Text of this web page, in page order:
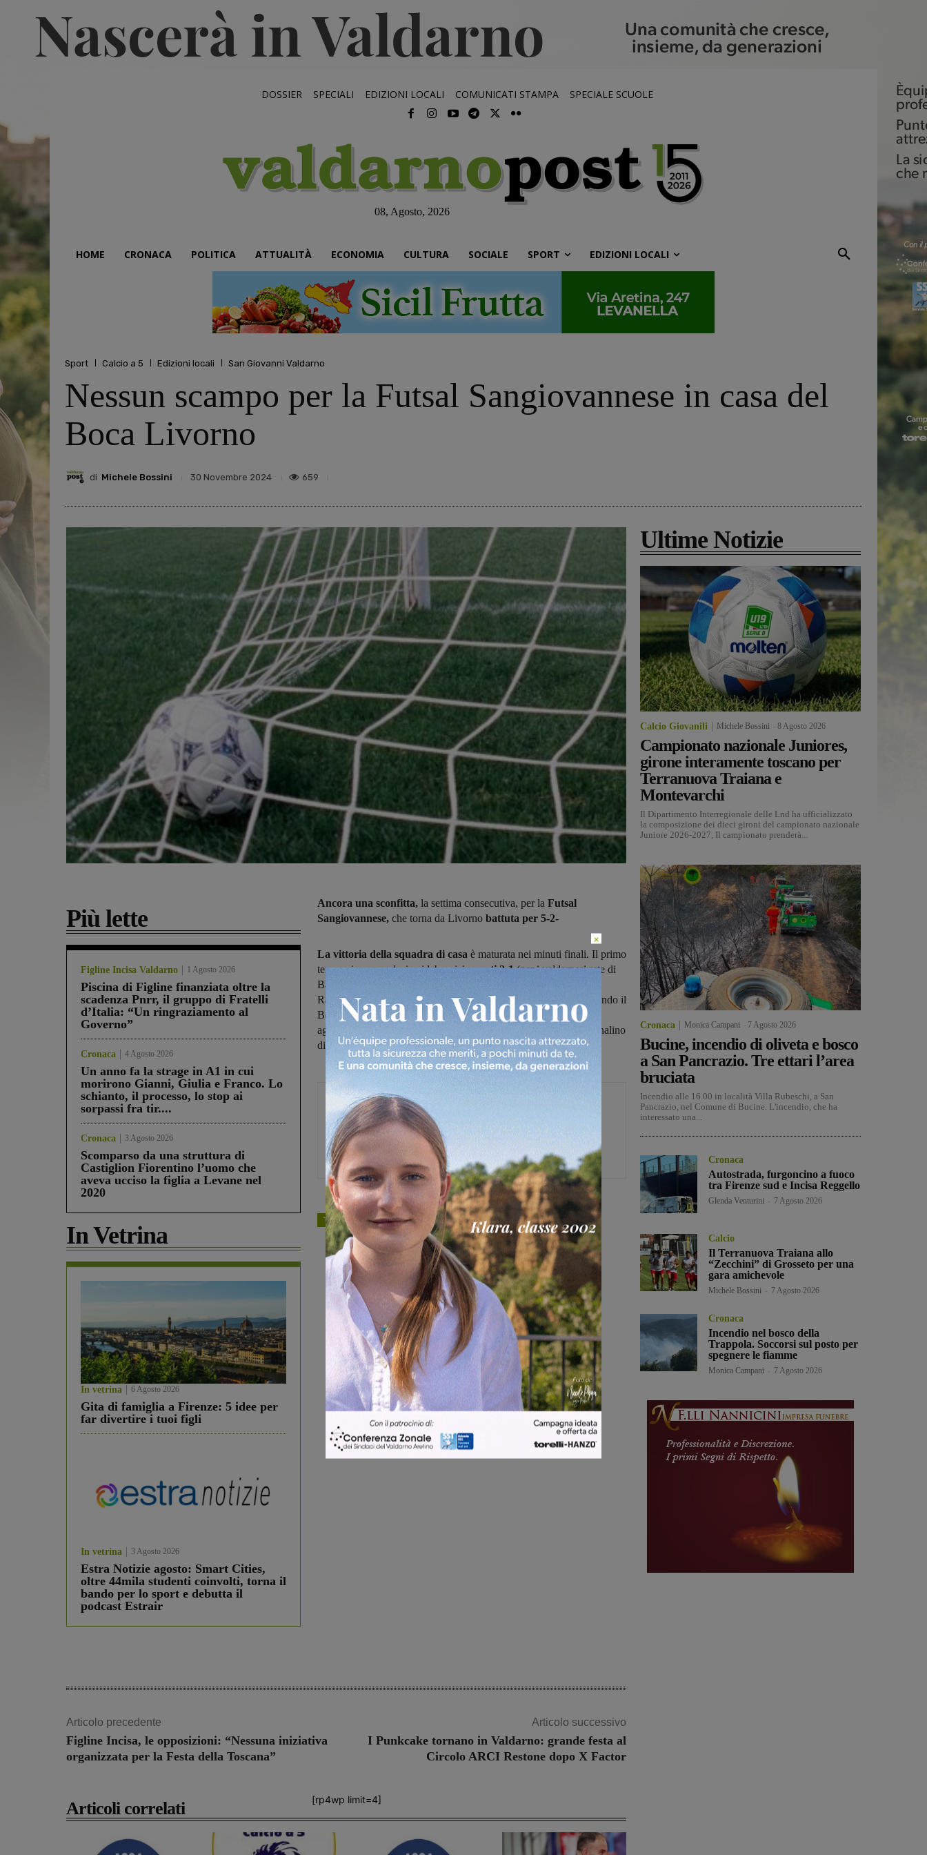
DOSSIER SPECIALI EDIZIONI LOCALI COMUNICATI STAMPA SPECIALE SCUOLE
08, Agosto, 2026
HOME CRONACA POLITICA ATTUALITÀ ECONOMIA CULTURA SOCIALE SPORT EDIZIONI LOCALI
Sport Calcio a 5 Edizioni locali San Giovanni Valdarno
Nessun scampo per la Futsal Sangiovannese in casa del
Boca Livorno
di Michele Bossini 30 Novembre 2024 659
Più lette
Figline Incisa Valdarno 1 Agosto 2026
Piscina di Figline finanziata oltre la
scadenza Pnrr, il gruppo di Fratelli
d’Italia: “Un ringraziamento al
Governo”
Cronaca 4 Agosto 2026
Un anno fa la strage in A1 in cui
morirono Gianni, Giulia e Franco. Lo
schianto, il processo, lo stop ai
sorpassi fra tir....
Cronaca 3 Agosto 2026
Scomparso da una struttura di
Castiglion Fiorentino l’uomo che
aveva ucciso la figlia a Levane nel
2020
In Vetrina
In vetrina 6 Agosto 2026
Gita di famiglia a Firenze: 5 idee per
far divertire i tuoi figli
In vetrina 3 Agosto 2026
Estra Notizie agosto: Smart Cities,
oltre 44mila studenti coinvolti, torna il
bando per lo sport e debutta il
podcast Estrair
Ancora una sconfitta, la settima consecutiva, per la Futsal
Sangiovannese, che torna da Livorno battuta per 5-2-
La vittoria della squadra di casa è maturata nei minuti finali. Il primo
tempo si era conclusi coi labroniciavanti 2-1(per i valdarnesi rete di
Bartoletta), quindi nel corso della ripresa
Ramos. Il risultato è rimasto sul 2-2 fino a 5′ minuti alla fine, quando il
Boca Livorno hadato la spallata finale
che gli ha permesso di
aggiudicarsi la partita e confermarsi al secondo posto. Sempre fanalino
di coda solitaria la squadra azzurra.
Michele Bossini
TAGS calcio a 5
Share
Articolo precedente
Figline Incisa, le opposizioni: “Nessuna iniziativa
organizzata per la Festa della Toscana”
Articolo successivo
I Punkcake tornano in Valdarno: grande festa al
Circolo ARCI Restone dopo X Factor
[rp4wp limit=4]
Articoli correlati
Ultime Notizie
Calcio Giovanili Michele Bossini 8 Agosto 2026
Campionato nazionale Juniores,
girone interamente toscano per
Terranuova Traiana e
Montevarchi
Il Dipartimento Interregionale delle Lnd ha ufficializzato
la composizione dei dieci gironi del campionato nazionale
Juniore 2026-2027, Il campionato prenderà...
Cronaca Monica Campani 7 Agosto 2026
Bucine, incendio di oliveta e bosco
a San Pancrazio. Tre ettari l’area
bruciata
Incendio alle 16.00 in località Villa Rubeschi, a San
Pancrazio, nel Comune di Bucine. L'incendio, che ha
interessato una...
Cronaca
Autostrada, furgoncino a fuoco
tra Firenze sud e Incisa Reggello
Glenda Venturini 7 Agosto 2026
Calcio
Il Terranuova Traiana allo
“Zecchini” di Grosseto per una
gara amichevole
Michele Bossini 7 Agosto 2026
Cronaca
Incendio nel bosco della
Trappola. Soccorsi sul posto per
spegnere le fiamme
Monica Campani 7 Agosto 2026
×